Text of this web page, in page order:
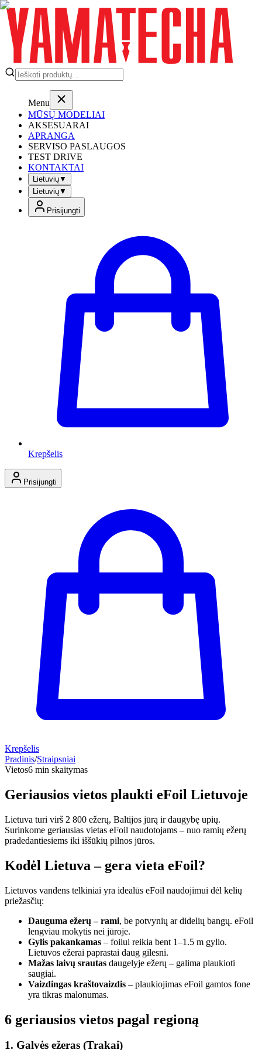
Menu
MŪSŲ MODELIAI
AKSESUARAI
APRANGA
SERVISO PASLAUGOS
TEST DRIVE
KONTAKTAI
Lietuvių▼
Lietuvių▼
Prisijungti
Krepšelis
Prisijungti
Krepšelis
Pradinis/Straipsniai
Vietos6 min skaitymas
Geriausios vietos plaukti eFoil Lietuvoje
Lietuva turi virš 2 800 ežerų, Baltijos jūrą ir daugybę upių.
Surinkome geriausias vietas eFoil naudotojams – nuo ramių ežerų
pradedantiesiems iki iššūkių pilnos jūros.
Kodėl Lietuva – gera vieta eFoil?
Lietuvos vandens telkiniai yra idealūs eFoil naudojimui dėl kelių
priežasčių:
Dauguma ežerų – rami, be potvynių ar didelių bangų. eFoil
lengviau mokytis nei jūroje.
Gylis pakankamas – foilui reikia bent 1–1.5 m gylio.
Lietuvos ežerai paprastai daug gilesni.
Mažas laivų srautas daugelyje ežerų – galima plaukioti
saugiai.
Vaizdingas kraštovaizdis – plaukiojimas eFoil gamtos fone
yra tikras malonumas.
6 geriausios vietos pagal regioną
1. Galvės ežeras (Trakai)